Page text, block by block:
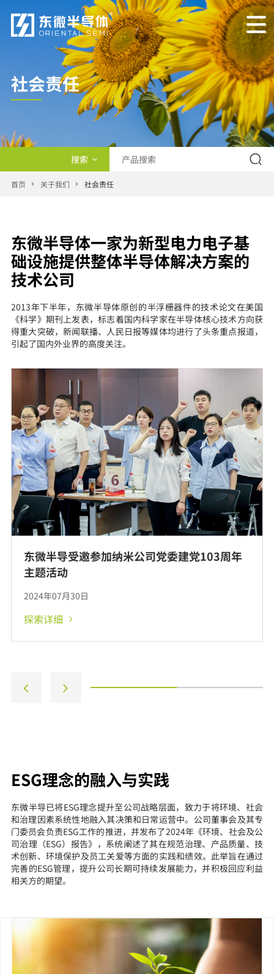
社会责任
搜索
产品类型
新闻
首页 关于我们 社会责任
东微半导体一家为新型电力电子基
础设施提供整体半导体解决方案的
技术公司
2013年下半年，东微半导体原创的半浮栅器件的技术论文在美国
《科学》期刊上发表，标志着国内科学家在半导体核心技术方向获
得重大突破，新闻联播、人民日报等媒体均进行了头条重点报道，
引起了国内外业界的高度关注。
东微半导受邀参加纳米公司党委建党103周年
主题活动
2024年07月30日
探索详细
ESG理念的融入与实践
东微半导已将ESG理念提升至公司战略层面，致力于将环境、社会
和治理因素系统性地融入其决策和日常运营中。公司董事会及其专
门委员会负责ESG工作的推进，并发布了2024年《环境、社会及公
司治理（ESG）报告》，系统阐述了其在规范治理、产品质量、技
术创新、环境保护及员工关爱等方面的实践和绩效。此举旨在通过
完善的ESG管理，提升公司长期可持续发展能力，并积极回应利益
相关方的期望。